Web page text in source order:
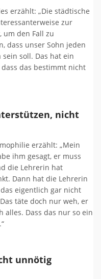
erzählt: „Die städtische
zur
um den Fall zu
dass unser Sohn jeden
soll. Das hat ein
das bestimmt nicht
nicht
erzählt: „Mein
ihm gesagt, er muss
die Lehrerin hat
Dann hat die Lehrerin
eigentlich gar nicht
täte doch nur weh, er
alles. Dass das nur so ein
unnötig